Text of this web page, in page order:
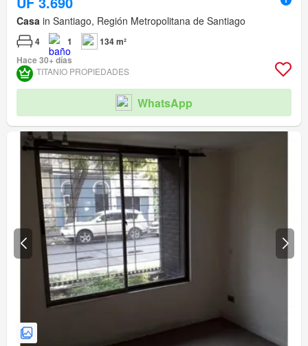
Casa in Santiago, Región Metropolitana de Santiago
4 1
134 m²
Hace 30+ días
TITANIO PROPIEDADES
WhatsApp